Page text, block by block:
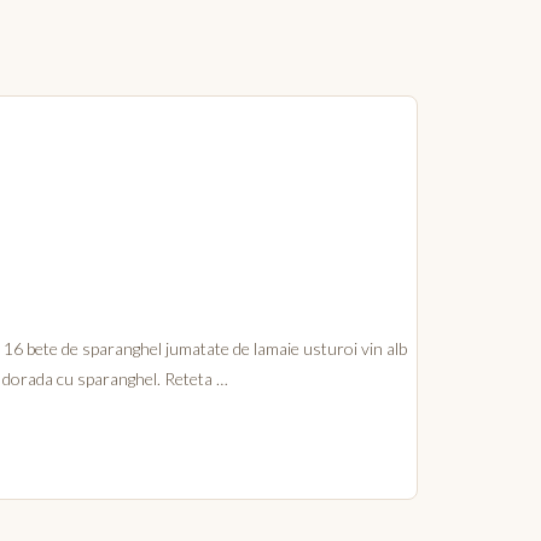
bete de sparanghel jumatate de lamaie usturoi vin alb
cu sparanghel. Reteta …